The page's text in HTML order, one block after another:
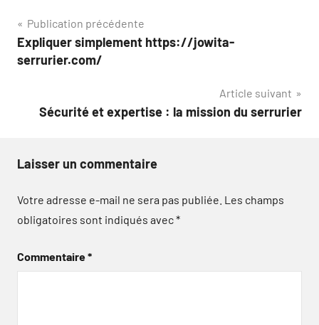
Navigation
de
Publication précédente
Expliquer simplement https://jowita-
serrurier.com/
Article suivant
Sécurité et expertise : la mission du serrurier
Laisser un commentaire
Votre adresse e-mail ne sera pas publiée. Les champs
obligatoires sont indiqués avec*
Commentaire*